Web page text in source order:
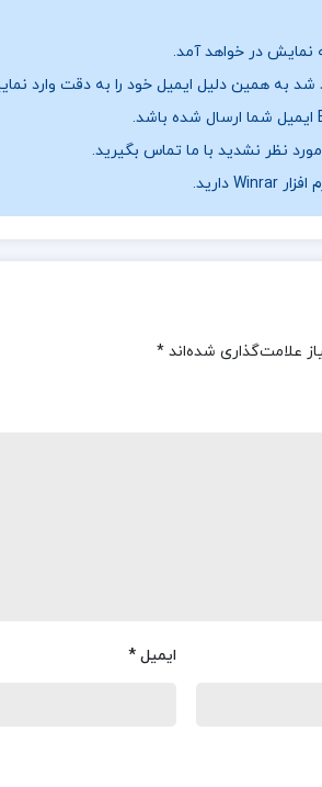
نمایش در خواهد آمد.
به همین دلیل ایمیل خود را به دقت وارد
نظر نشدید با ما تماس بگیرید.
علامت‌گذاری شده‌اند*
ایمیل *